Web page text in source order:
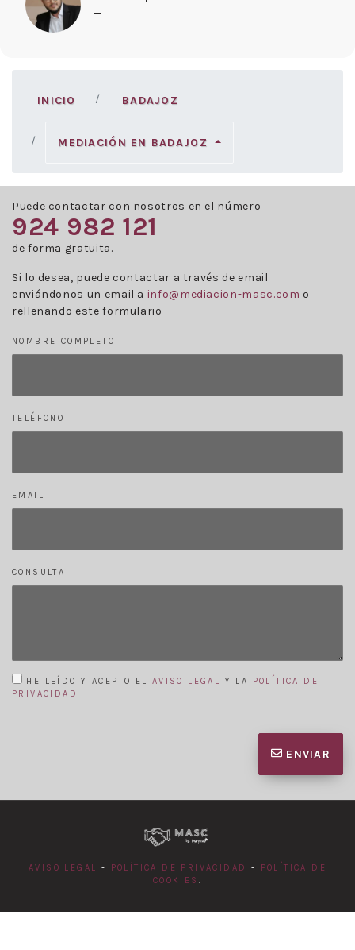
—
INICIO BADAJOZ
MEDIACIÓN EN BADAJOZ
Puede contactar con nosotros en el número
924 982 121
de forma gratuita.
Si lo desea, puede contactar a través de email
enviándonos un email a info@mediacion-masc.com o
rellenando este formulario
NOMBRE COMPLETO
TELÉFONO
EMAIL
CONSULTA
HE LEÍDO Y ACEPTO EL AVISO LEGAL Y LA
POLÍTICA DE
PRIVACIDAD
ENVIAR
AVISO LEGAL - POLÍTICA DE PRIVACIDAD -
POLÍTICA DE
COOKIES .